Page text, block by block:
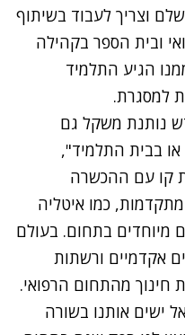
וצריך לעבוד בשיתוף
ובית הספר בקהילה
הגיע התלמיד
למסגרת.
נותנת משקל גם
או בבית התלמיד",
קו עם ההכשרה
כמו איטליה
מיוחדים בתחום. בעולם
אקדמיים ורשתות
חינוך מהתחום הרפואי.
ישים אותנו בשורה